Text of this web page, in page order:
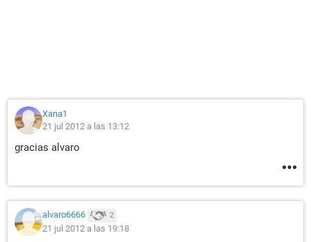
Xana1
21 jul 2012 a las 13:12
gracias alvaro
alvaro6666 2
21 jul 2012 a las 19:18